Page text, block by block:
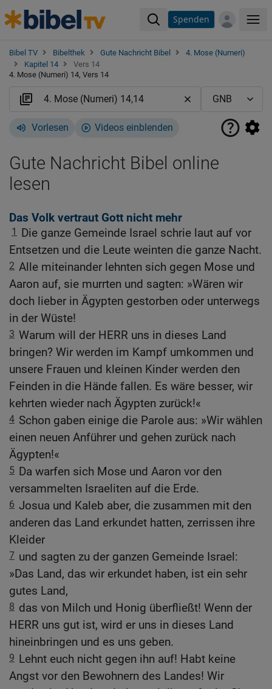
Spenden
Bibel TV Bibelthek Gute Nachricht Bibel
4. Mose (Numeri)
Kapitel 14
Vers 14
4. Mose (Numeri) 14, Vers 14
Vorlesen Videos einblenden
Gute Nachricht Bibel online
lesen
Das Volk vertraut Gott nicht mehr
1
Die ganze Gemeinde Israel schrie laut auf vor
Entsetzen und die Leute weinten die ganze Nacht.
2 Alle miteinander lehnten sich gegen Mose und
Aaron auf, sie murrten und sagten: »Wären wir
doch lieber in Ägypten gestorben oder unterwegs
in der Wüste!
3 Warum will der HERR uns in dieses Land
bringen? Wir werden im Kampf umkommen und
unsere Frauen und kleinen Kinder werden den
Feinden in die Hände fallen. Es wäre besser, wir
kehrten wieder nach Ägypten zurück!«
4 Schon gaben einige die Parole aus: »Wir wählen
einen neuen Anführer und gehen zurück nach
Ägypten!«
5 Da warfen sich Mose und Aaron vor den
versammelten Israeliten auf die Erde.
6 Josua und Kaleb aber, die zusammen mit den
anderen das Land erkundet hatten, zerrissen ihre
Kleider
7 und sagten zu der ganzen Gemeinde Israel:
»Das Land, das wir erkundet haben, ist ein sehr
gutes Land,
8 das von Milch und Honig überfließt! Wenn der
HERR uns gut ist, wird er uns in dieses Land
hineinbringen und es uns geben.
9 Lehnt euch nicht gegen ihn auf! Habt keine
Angst vor den Bewohnern des Landes! Wir